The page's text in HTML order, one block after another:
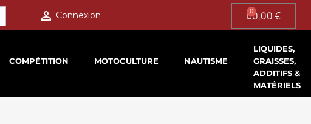
 Connexion 0,00 €
COMPÉTITION MOTOCULTURE NAUTISME
LIQUIDES,
GRAISSES,
ADDITIFS &
MATÉRIELS